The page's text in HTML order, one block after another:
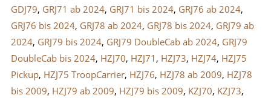
GDJ79, GRJ71 ab 2024, GRJ71 bis 2024, GRJ76 ab 2024,
GRJ76 bis 2024, GRJ78 ab 2024, GRJ78 bis 2024, GRJ79 ab
2024, GRJ79 bis 2024, GRJ79 DoubleCab ab 2024, GRJ79
DoubleCab bis 2024, HZJ70, HZJ71 , HZJ73, HZJ74, HZJ75
Pickup, HZJ75 TroopCarrier, HZJ76, HZJ78 ab 2009, HZJ78
bis 2009, HZJ79 ab 2009, HZJ79 bis 2009, KZJ70, KZJ73,